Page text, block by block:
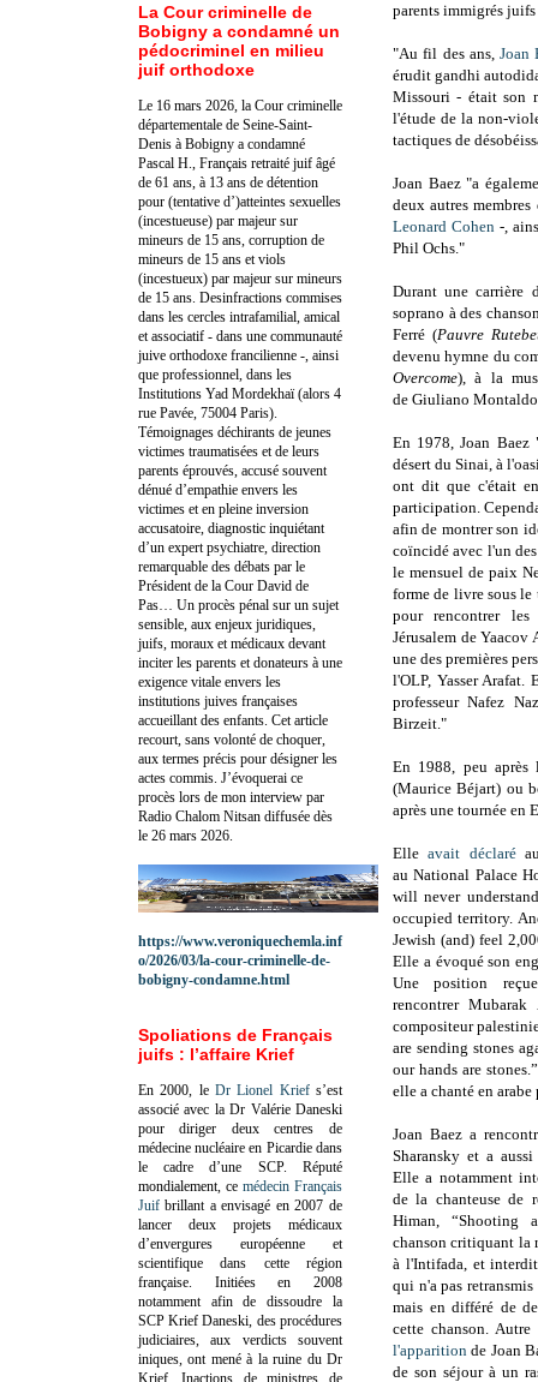
parents immigrés
"Au fil des ans,Joan
érudit gandhi
Missouri - était son
l'étude de la non-
tactiques de
Joan Baez "a
deux autres
Leonard Cohen-,
Phil Ochs."
Durant une carrière
soprano à des
Ferré (Pauvre
devenu hymne du
Overcome), à la
de Giuliano
En 1978, Joan Baez
désert du Sinai, à
ont dit que c'était
participation.
afin de montrer son
coïncidé avec l'un
le mensuel de paix
forme de livre sous
pour rencontrer
Jérusalem de Yaacov
une des premières
l'OLP, Yasser Arafat.
professeur Nafez
Birzeit."
En 1988, peu après
(Maurice Béjart) ou
après une tournée en
Elleavait déclaré
auNational Palace
will never
occupied territory.
Jewish (and) feel
Elle a évoqué son
Une position
rencontrer
compositeur
are sending stones
our hands are
elle a chanté en
Joan Baez a
Sharansky et a
Elle a notamment
de la chanteuse de
Himan, “Shooting
chanson critiquant la
à l'Intifada, et
qui n'a pas
mais en différé de
cette chanson.
l'apparition de Joan
de son séjour à un
La Cour criminelle de
Bobigny a condamné un
pédocriminel en milieu
juif orthodoxe
Le 16 mars 2026, la Cour criminelle
départementale de Seine-Saint-
Denis à Bobigny a condamné
Pascal H., Français retraité juif âgé
de 61 ans, à 13 ans de détention
pour (tentative d’)atteintes sexuelles
(incestueuse) par majeur sur
mineurs de 15 ans, corruption de
mineurs de 15 ans et viols
(incestueux) par majeur sur mineurs
de 15 ans. Desinfractions commises
dans les cercles intrafamilial, amical
et associatif - dans une communauté
juive orthodoxe francilienne -, ainsi
que professionnel, dans les
Institutions Yad Mordekhaï (alors 4
rue Pavée, 75004 Paris).
Témoignages déchirants de jeunes
victimes traumatisées et de leurs
parents éprouvés, accusé souvent
dénué d’empathie envers les
victimes et en pleine inversion
accusatoire, diagnostic inquiétant
d’un expert psychiatre, direction
remarquable des débats par le
Président de la Cour David de
Pas… Un procès pénal sur un sujet
sensible, aux enjeux juridiques,
juifs, moraux et médicaux devant
inciter les parents et donateurs à une
exigence vitale envers les
institutions juives françaises
accueillant des enfants. Cet article
recourt, sans volonté de choquer,
aux termes précis pour désigner les
actes commis. J’évoquerai ce
procès lors de mon interview par
Radio Chalom Nitsan diffusée dès
le 26 mars 2026.
https://www.veroniquechemla.inf
o/2026/03/la-cour-criminelle-de-
bobigny-condamne.html
Spoliations de Français
juifs : l’affaire Krief
En 2000, le Dr Lionel Kriefs’est
associé avec la Dr Valérie Daneski
pour diriger deux centres de
médecine nucléaire en Picardie dans
le cadre d’une SCP. Réputé
mondialement, ce médecin Français
Juif brillant a envisagé en 2007 de
lancer deux projets médicaux
d’envergures européenne et
scientifique dans cette région
française. Initiées en 2008
notamment afin de dissoudre la
SCP Krief Daneski, des procédures
judiciaires, aux verdicts souvent
iniques, ont mené à la ruine du Dr
Krief.Inactions de ministres de